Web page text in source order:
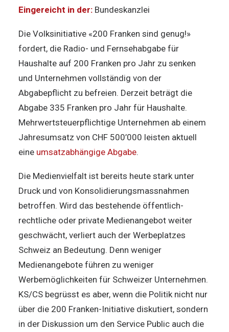
Eingereicht in der: Bundeskanzlei
Die Volksinitiative «200 Franken sind genug!»
fordert, die Radio- und Fernsehabgabe für
Haushalte auf 200 Franken pro Jahr zu senken
und Unternehmen vollständig von der
Abgabepflicht zu befreien. Derzeit beträgt die
Abgabe 335 Franken pro Jahr für Haushalte.
Mehrwertsteuerpflichtige Unternehmen ab einem
Jahresumsatz von CHF 500’000 leisten aktuell
eine umsatzabhängige Abgabe.
Die Medienvielfalt ist bereits heute stark unter
Druck und von Konsolidierungsmassnahmen
betroffen. Wird das bestehende öffentlich-
rechtliche oder private Medienangebot weiter
geschwächt, verliert auch der Werbeplatzes
Schweiz an Bedeutung. Denn weniger
Medienangebote führen zu weniger
Werbemöglichkeiten für Schweizer Unternehmen.
KS/CS begrüsst es aber, wenn die Politik nicht nur
über die 200 Franken-Initiative diskutiert, sondern
in der Diskussion um den Service Public auch die